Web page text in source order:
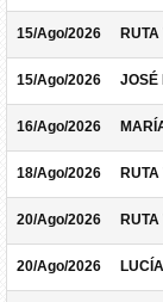
15/Ago/2026
15/Ago/2026 JOSÉ
16/Ago/2026
18/Ago/2026
20/Ago/2026
20/Ago/2026